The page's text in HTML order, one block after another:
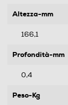
Altezza-mm
166,1
Profondità-mm
0,4
Peso-Kg